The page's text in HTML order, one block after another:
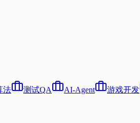
法 测试QA AI-Agent 游戏开发